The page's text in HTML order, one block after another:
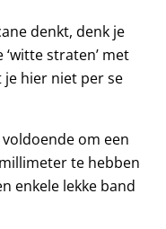
denkt, denk je
‘witte straten’ met
je hier niet per se
om een
te hebben
enkele lekke band